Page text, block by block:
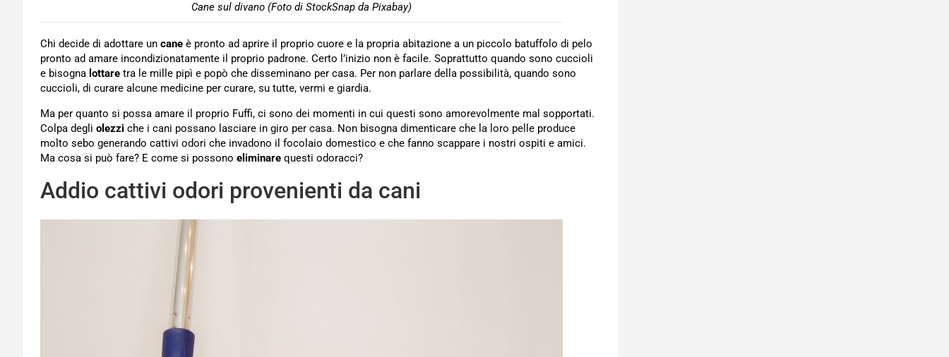
Cane sul divano (Foto di StockSnap da Pixabay)
Chi decide di adottare un cane è pronto ad aprire il proprio cuore e la propria abitazione a un piccolo batuffolo di pelo
pronto ad amare incondizionatamente il proprio padrone. Certo l’inizio non è facile. Soprattutto quando sono cuccioli
e bisogna lottare tra le mille pipì e popò che disseminano per casa. Per non parlare della possibilità, quando sono
cuccioli, di curare alcune medicine per curare, su tutte, vermi e giardia.
Ma per quanto si possa amare il proprio Fuffi, ci sono dei momenti in cui questi sono amorevolmente mal sopportati.
Colpa degli olezzi che i cani possano lasciare in giro per casa. Non bisogna dimenticare che la loro pelle produce
molto sebo generando cattivi odori che invadono il focolaio domestico e che fanno scappare i nostri ospiti e amici.
Ma cosa si può fare? E come si possono eliminare questi odoracci?
Addio cattivi odori provenienti da cani